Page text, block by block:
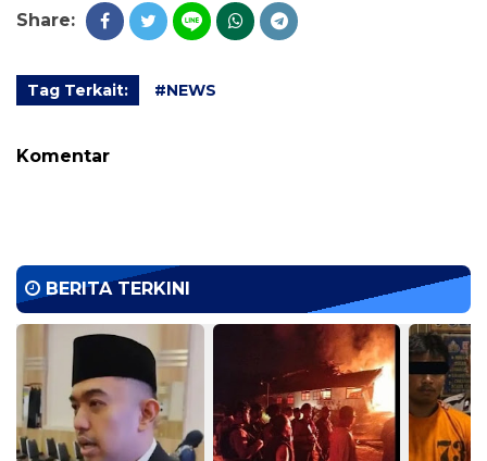
Share:
Tag Terkait: #NEWS
Komentar
BERITA TERKINI